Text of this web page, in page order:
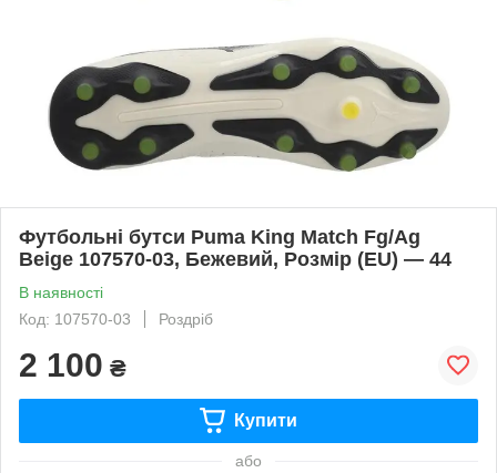
Футбольні бутси Puma King Match Fg/Ag
Beige 107570-03, Бежевий, Розмір (EU) — 44
В наявності
Код: 107570-03
Роздріб
2 100 ₴
Купити
або